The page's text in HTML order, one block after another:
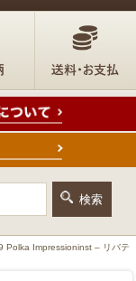
Polka Impressioninst – リバテ